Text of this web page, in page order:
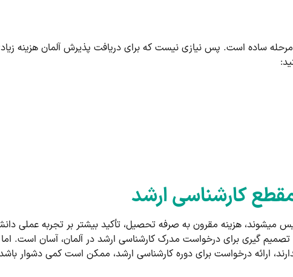
کارشناسی ارشد
می­شوند، هزینه مقرون به صرفه تحصیل، تأکید بیشتر بر تجربه عملی
گیری برای درخواست مدرک کارشناسی ارشد در آلمان، آسان است. اما
ارائه درخواست برای دوره کارشناسی ارشد، ممکن است کمی دشوار